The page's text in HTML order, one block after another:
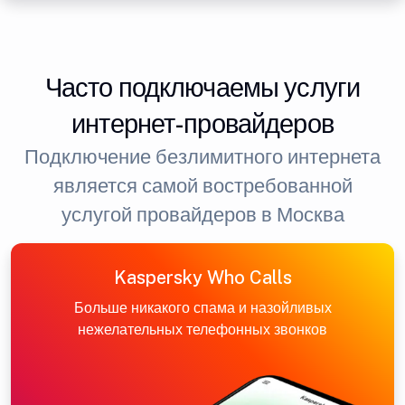
Часто подключаемы услуги
интернет-провайдеров
Подключение безлимитного интернета
является самой востребованной
услугой провайдеров в Москва
Kaspersky Who Calls
Больше никакого спама и назойливых
нежелательных телефонных звонков